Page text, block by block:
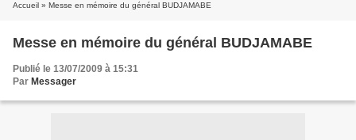
Accueil » Messe en mémoire du général BUDJAMABE
Messe en mémoire du général BUDJAMABE
Publié le 13/07/2009 à 15:31
Par Messager